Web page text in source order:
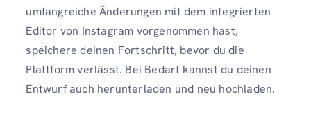
umfangreiche Änderungen mit dem integrierten
Editor von Instagram vorgenommen hast,
speichere deinen Fortschritt, bevor du die
Plattform verlässt. Bei Bedarf kannst du deinen
Entwurf auch herunterladen und neu hochladen.